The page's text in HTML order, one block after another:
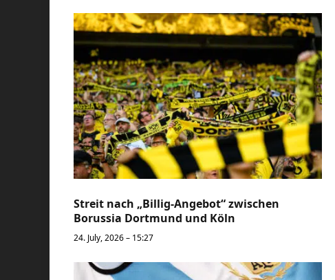
Streit nach „Billig-Angebot“ zwischen
Borussia Dortmund und Köln
24. July, 2026 – 15:27